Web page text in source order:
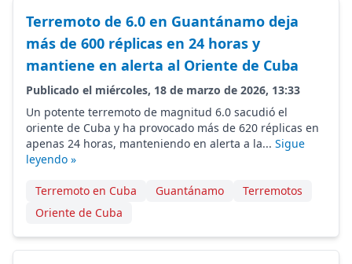
Terremoto de 6.0 en Guantánamo deja
más de 600 réplicas en 24 horas y
mantiene en alerta al Oriente de Cuba
Publicado el miércoles, 18 de marzo de 2026, 13:33
Un potente terremoto de magnitud 6.0 sacudió el
oriente de Cuba y ha provocado más de 620 réplicas en
apenas 24 horas, manteniendo en alerta a la... Sigue
leyendo »
Terremoto en Cuba Guantánamo
Terremotos
Oriente de Cuba